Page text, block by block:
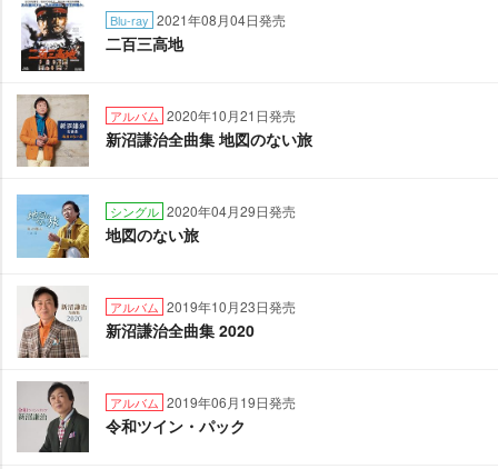
Blu-ray 2021年08月04日発売
二百三高地
アルバム 2020年10月21日発売
新沼謙治全曲集 地図のない旅
シングル 2020年04月29日発売
地図のない旅
アルバム 2019年10月23日発売
新沼謙治全曲集 2020
アルバム 2019年06月19日発売
令和ツイン・パック